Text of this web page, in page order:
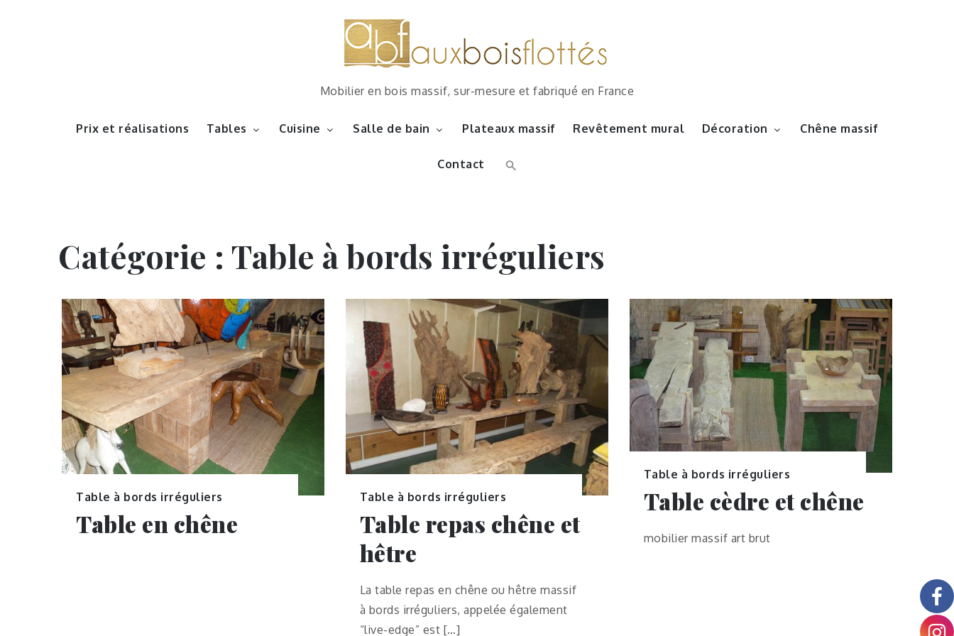
Mobilier en bois massif, sur-mesure et fabriqué en France
Prix et réalisations Tables Cuisine Salle de bain Plateaux massif Revêtement mural Décoration Chêne massif
Contact
Catégorie : Table à bords irréguliers
Table à bords irréguliers
Table en chêne
Table à bords irréguliers
Table repas chêne et
hêtre
La table repas en chêne ou hêtre massif
à bords irréguliers, appelée également
“live-edge” est […]
Table à bords irréguliers
Table cèdre et chêne
mobilier massif art brut